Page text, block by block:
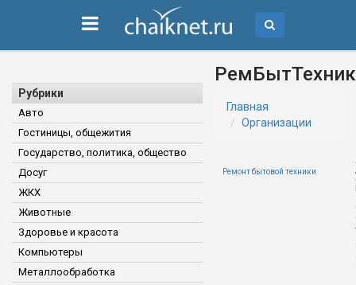
Рубрики
Авто
Гостиницы, общежития
Государство, политика, общество
Досуг
ЖКХ
Животные
Здоровье и красота
Компьютеры
Металлообработка
Главная
Организации
Ремонт бытовой техники